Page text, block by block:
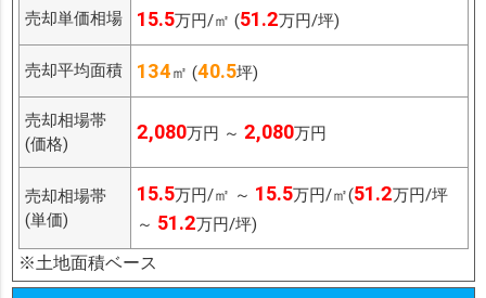
売却単価相場 15.5万円/㎡ (51.2万円/坪)
売却平均面積 134㎡ (40.5坪)
売却相場帯
(価格)
2,080万円 ～ 2,080万円
売却相場帯
(単価)
15.5万円/㎡ ～ 15.5万円/㎡(51.2万円/坪
～ 51.2万円/坪)
※土地面積ベース